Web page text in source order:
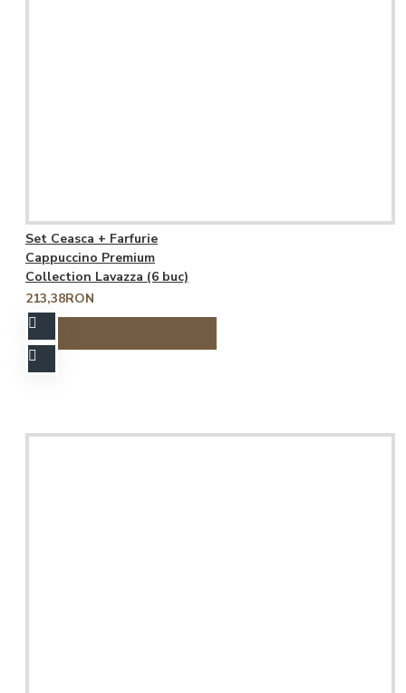
Set Ceasca + Farfurie
Cappuccino Premium
Collection Lavazza (6 buc)
213,38RON